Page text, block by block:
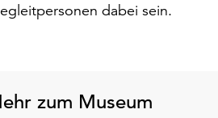
dabei sein.
zum Museum